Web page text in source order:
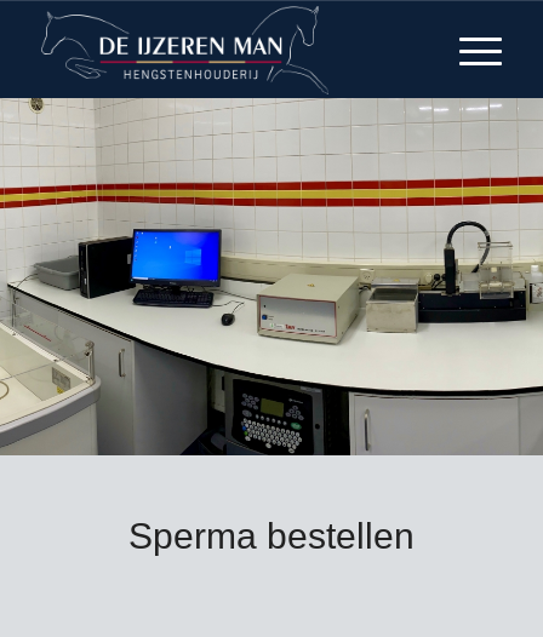
Sperma bestellen